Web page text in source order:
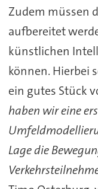
Zudem müssen
aufbereitet
künstlichen
können. Hierbei
ein gutes Stück
haben wir eine
Lage die